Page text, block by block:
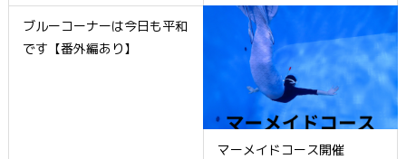
ブルーコーナーは今日も平和
です【番外編あり】
マーメイドコース開催